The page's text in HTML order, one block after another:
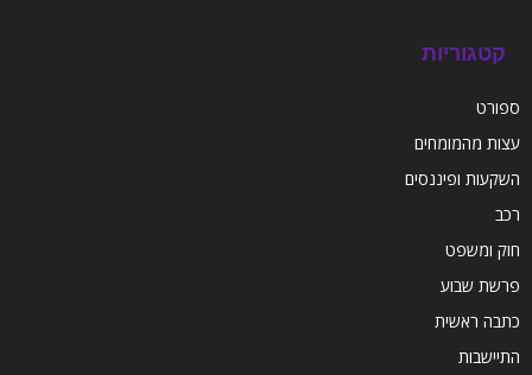
קטגוריות
ספורט
עצות מהמומחים
השקעות ופיננסים
רכב
חוק ומשפט
פרשת שבוע
כתבה ראשית
התיישבות